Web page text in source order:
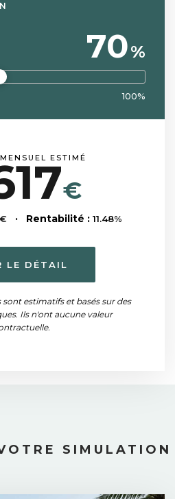
70%
100%
ESTIMÉ
€
· Rentabilité : 11.48%
LE DÉTAIL
sont estimatifs et basés sur des
Ils n'ont aucune valeur
SIMULATION